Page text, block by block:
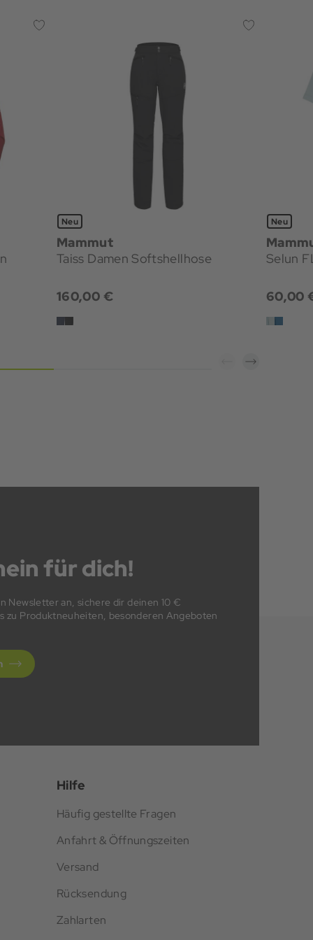
Neu
Mammut
Taiss Damen Softshellhose
160,00 €
Neu
60,00
für dich!
Newsletter an, sichere dir deinen 10 €
zu Produktneuheiten, besonderen Angeboten
Hilfe
Häufig gestellte Fragen
Anfahrt & Öffnungszeiten
Versand
Rücksendung
Zahlarten